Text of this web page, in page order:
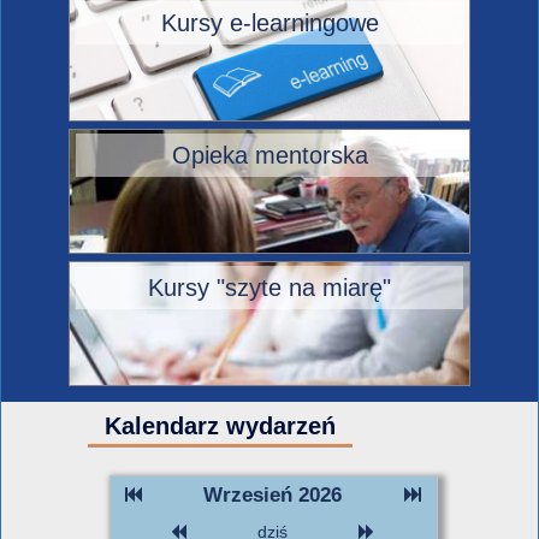
Kursy e-learningowe
Opieka mentorska
Kursy "szyte na miarę"
Kalendarz wydarzeń
Wrzesień 2026
dziś